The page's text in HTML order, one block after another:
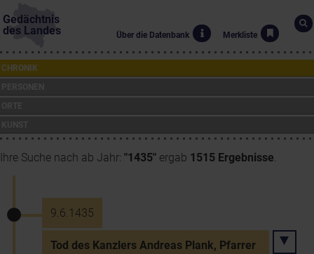
Gedächtnis
des Landes
Über die Datenbank Merkliste
CHRONIK
Ihre Suche nach ab Jahr: "1435" ergab 1515 Ergebnisse.
9.6.1435
Tod des Kanzlers Andreas Plank, Pfarrer